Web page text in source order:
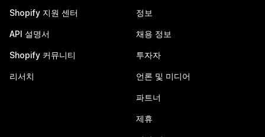
Shopify 지원 센터
API 설명서
Shopify 커뮤니티
리서치
정보
채용 정보
투자자
언론 및 미디어
파트너
제휴